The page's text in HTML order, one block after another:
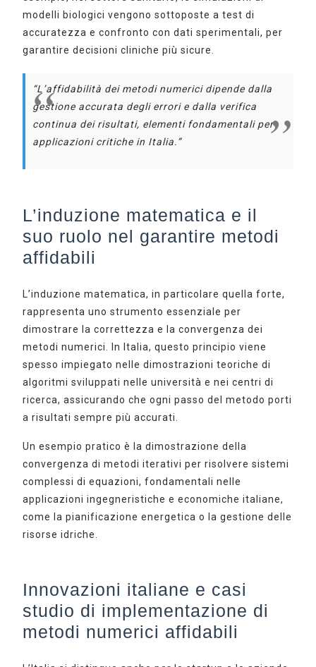
modelli biologici vengono sottoposte a test di
accuratezza e confronto con dati sperimentali, per
garantire decisioni cliniche più sicure.
“L’affidabilità dei metodi numerici dipende dalla
gestione accurata degli errori e dalla verifica
continua dei risultati, elementi fondamentali per
applicazioni critiche in Italia.”
L’induzione matematica e il
suo ruolo nel garantire metodi
affidabili
L’induzione matematica, in particolare quella forte,
rappresenta uno strumento essenziale per
dimostrare la correttezza e la convergenza dei
metodi numerici. In Italia, questo principio viene
spesso impiegato nelle dimostrazioni teoriche di
algoritmi sviluppati nelle università e nei centri di
ricerca, assicurando che ogni passo del metodo porti
a risultati sempre più accurati.
Un esempio pratico è la dimostrazione della
convergenza di metodi iterativi per risolvere sistemi
complessi di equazioni, fondamentali nelle
applicazioni ingegneristiche e economiche italiane,
come la pianificazione energetica o la gestione delle
risorse idriche.
Innovazioni italiane e casi
studio di implementazione di
metodi numerici affidabili